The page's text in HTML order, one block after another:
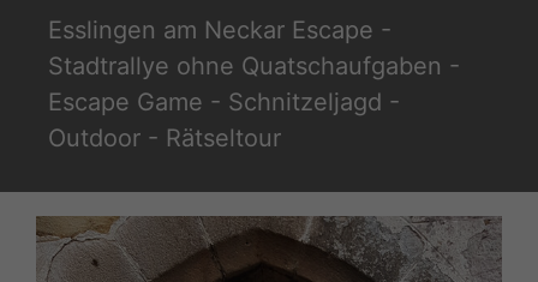
Inhalt
springen
Esslingen am Neckar Escape -
Stadtrallye ohne Quatschaufgaben -
Escape Game - Schnitzeljagd -
Outdoor - Rätseltour